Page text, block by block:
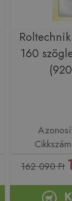
160
162 090 Ft